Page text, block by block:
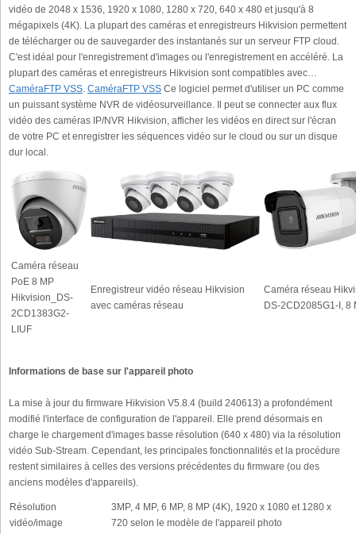
vidéo de 2048 x 1536, 1920 x 1080, 1280 x 720, 640 x 480 et jusqu'à 8
mégapixels (4K). La plupart des caméras et enregistreurs Hikvision permettent
de télécharger ou de sauvegarder des instantanés sur un serveur FTP cloud.
C'est idéal pour l'enregistrement d'images ou l'enregistrement en accéléré. La
plupart des caméras et enregistreurs Hikvision sont compatibles avec…
CaméraFTP VSS. CaméraFTP VSS Ce logiciel permet d'utiliser un PC comme
un puissant système NVR de vidéosurveillance. Il peut se connecter aux flux
vidéo des caméras IP/NVR Hikvision, afficher les vidéos en direct sur l'écran
de votre PC et enregistrer les séquences vidéo sur le cloud ou sur un disque
dur local.
Caméra réseau
PoE 8 MP
Hikvision_DS-
2CD1383G2-
LIUF
Enregistreur vidéo réseau Hikvision
avec caméras réseau
Caméra réseau
DS-2CD2085G1-I, 8
Informations de base sur l'appareil photo
La mise à jour du firmware Hikvision V5.8.4 (build 240613) a profondément
modifié l'interface de configuration de l'appareil. Elle prend désormais en
charge le chargement d'images basse résolution (640 x 480) via la résolution
vidéo Sub-Stream. Cependant, les principales fonctionnalités et la procédure
restent similaires à celles des versions précédentes du firmware (ou des
anciens modèles d'appareils).
Résolution
vidéo/image
3MP, 4 MP, 6 MP, 8 MP (4K), 1920 x 1080 et 1280 x
720 selon le modèle de l'appareil photo